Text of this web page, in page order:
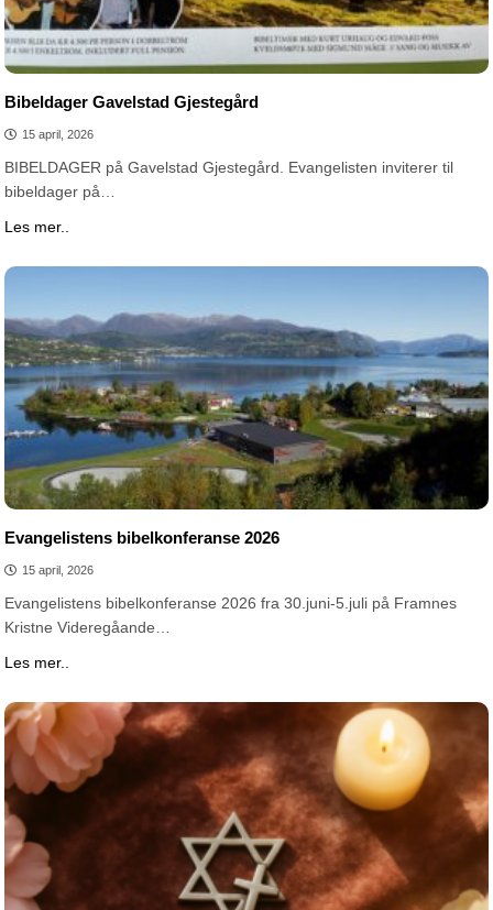
Bibeldager Gavelstad Gjestegård
15 april, 2026
BIBELDAGER på Gavelstad Gjestegård. Evangelisten inviterer til
bibeldager på…
Les mer..
Evangelistens bibelkonferanse 2026
15 april, 2026
Evangelistens bibelkonferanse 2026 fra 30.juni-5.juli på Framnes
Kristne Videregåande…
Les mer..